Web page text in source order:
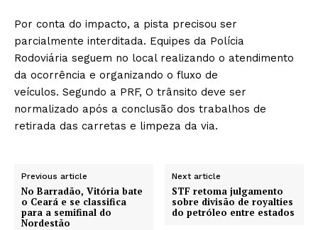
Por conta do impacto, a pista precisou ser
parcialmente interditada. Equipes da Polícia
Rodoviária seguem no local realizando o atendimento
da ocorrência e organizando o fluxo de
veículos. Segundo a PRF, O trânsito deve ser
normalizado após a conclusão dos trabalhos de
retirada das carretas e limpeza da via.
Previous article
No Barradão, Vitória bate
o Ceará e se classifica
para a semifinal do
Nordestão
Next article
STF retoma julgamento
sobre divisão de royalties
do petróleo entre estados